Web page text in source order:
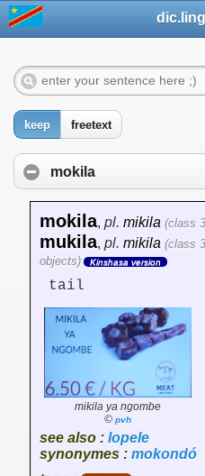
keep freetext
mokila
mokila, pl. mikila (class
mukila, pl. mikila (class
objects)
Kinshasa version
tail
mikila ya ngombe
© pvh
see also : lopele
synonymes : mokondó